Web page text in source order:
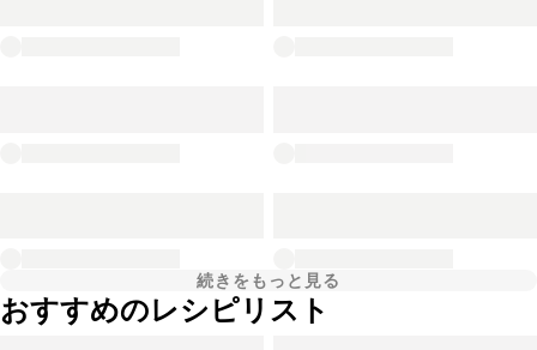
続きをもっと見る
おすすめのレシピリスト